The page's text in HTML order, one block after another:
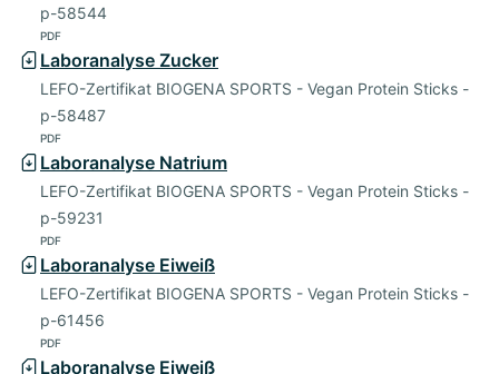
p-58544
PDF
Laboranalyse Zucker
LEFO-Zertifikat BIOGENA SPORTS - Vegan Protein Sticks -
p-58487
PDF
Laboranalyse Natrium
LEFO-Zertifikat BIOGENA SPORTS - Vegan Protein Sticks -
p-59231
PDF
Laboranalyse Eiweiß
LEFO-Zertifikat BIOGENA SPORTS - Vegan Protein Sticks -
p-61456
PDF
Laboranalyse Eiweiß